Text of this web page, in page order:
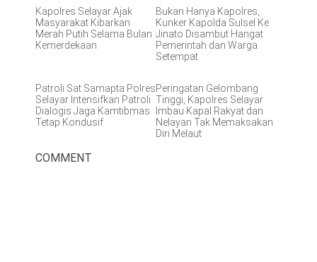
Kapolres Selayar Ajak
Masyarakat Kibarkan
Merah Putih Selama Bulan
Kemerdekaan
Bukan Hanya Kapolres,
Kunker Kapolda Sulsel Ke
Jinato Disambut Hangat
Pemerintah dan Warga
Setempat
Patroli Sat Samapta Polres
Selayar Intensifkan Patroli
Dialogis Jaga Kamtibmas
Tetap Kondusif
Peringatan Gelombang
Tinggi, Kapolres Selayar
Imbau Kapal Rakyat dan
Nelayan Tak Memaksakan
Diri Melaut
COMMENT